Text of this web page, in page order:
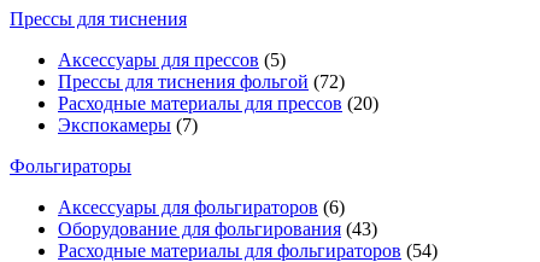
Прессы для тиснения
Аксессуары для прессов (5)
Прессы для тиснения фольгой (72)
Расходные материалы для прессов (20)
Экспокамеры (7)
Фольгираторы
Аксессуары для фольгираторов (6)
Оборудование для фольгирования (43)
Расходные материалы для фольгираторов (54)